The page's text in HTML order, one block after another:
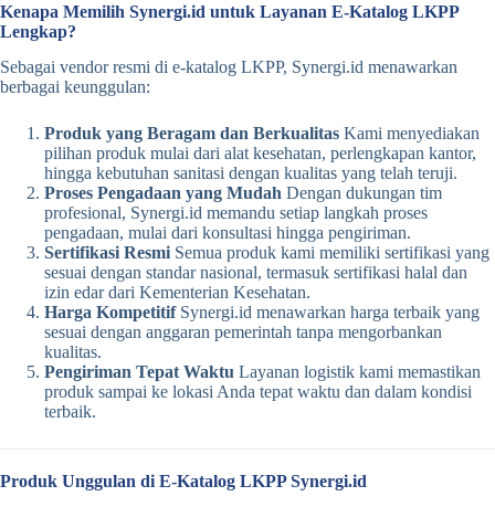
Kenapa Memilih Synergi.id untuk Layanan E-Katalog LKPP
Lengkap?
Sebagai vendor resmi di e-katalog LKPP, Synergi.id menawarkan
berbagai keunggulan:
Produk yang Beragam dan Berkualitas Kami menyediakan
pilihan produk mulai dari alat kesehatan, perlengkapan kantor,
hingga kebutuhan sanitasi dengan kualitas yang telah teruji.
Proses Pengadaan yang Mudah Dengan dukungan tim
profesional, Synergi.id memandu setiap langkah proses
pengadaan, mulai dari konsultasi hingga pengiriman.
Sertifikasi Resmi Semua produk kami memiliki sertifikasi yang
sesuai dengan standar nasional, termasuk sertifikasi halal dan
izin edar dari Kementerian Kesehatan.
Harga KompetitifSynergi.id menawarkan harga terbaik yang
sesuai dengan anggaran pemerintah tanpa mengorbankan
kualitas.
Pengiriman Tepat Waktu Layanan logistik kami memastikan
produk sampai ke lokasi Anda tepat waktu dan dalam kondisi
terbaik.
Produk Unggulan di E-Katalog LKPP Synergi.id